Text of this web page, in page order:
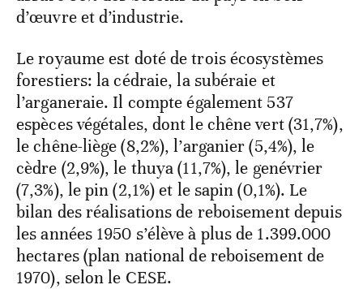
d’œuvre et d’industrie.
Le royaume est doté de trois écosystèmes
forestiers: la cédraie, la subéraie et
l’arganeraie. Il compte également 537
espèces végétales, dont le chêne vert (31,7%),
le chêne-liège (8,2%), l’arganier (5,4%), le
cèdre (2,9%), le thuya (11,7%), le genévrier
(7,3%), le pin (2,1%) et le sapin (0,1%). Le
bilan des réalisations de reboisement depuis
les années 1950 s’élève à plus de 1.399.000
hectares (plan national de reboisement de
1970), selon le CESE.